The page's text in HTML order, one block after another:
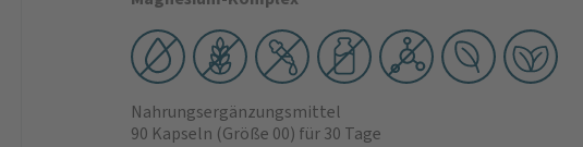
Nahrungsergänzungsmittel
90 Kapseln (Größe 00) für 30 Tage